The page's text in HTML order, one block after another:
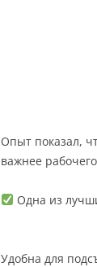
Опыт показал,
важнее
Одна из
Удобна для